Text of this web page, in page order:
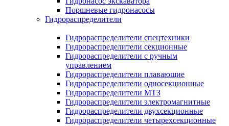
Поршневые гидронасосы
Гидрораспределители
Гидрораспределители спецтехники
Гидрораспределители секционные
Гидрораспределители с ручным
управлением
Гидрораспределители плавающие
Гидрораспределители односекционные
Гидрораспределители МТЗ
Гидрораспределители электромагнитные
Гидрораспределители двухсекционные
Гидрораспределители четырехсекционные